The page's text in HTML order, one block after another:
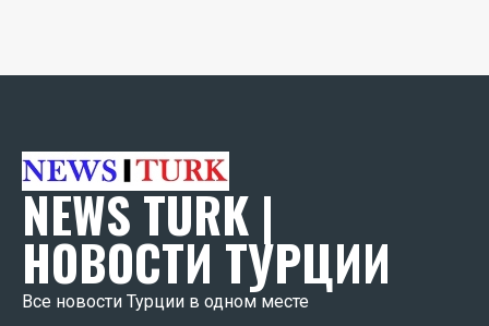
NEWS TURK |
НОВОСТИ ТУРЦИИ
Все новости Турции в одном месте